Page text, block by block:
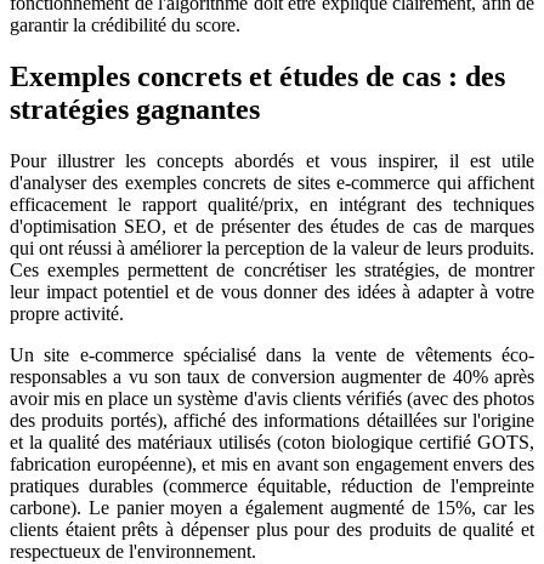
garantir la crédibilité du score.
Exemples concrets et études de cas : des
stratégies gagnantes
Pour illustrer les concepts abordés et vous inspirer, il est utile
d'analyser des exemples concrets de sites e-commerce qui affichent
efficacement le rapport qualité/prix, en intégrant des techniques
d'optimisation SEO, et de présenter des études de cas de marques
qui ont réussi à améliorer la perception de la valeur de leurs produits.
Ces exemples permettent de concrétiser les stratégies, de montrer
leur impact potentiel et de vous donner des idées à adapter à votre
propre activité.
Un site e-commerce spécialisé dans la vente de vêtements éco-
responsables a vu son taux de conversion augmenter de 40% après
avoir mis en place un système d'avis clients vérifiés (avec des photos
des produits portés), affiché des informations détaillées sur l'origine
et la qualité des matériaux utilisés (coton biologique certifié GOTS,
fabrication européenne), et mis en avant son engagement envers des
pratiques durables (commerce équitable, réduction de l'empreinte
carbone). Le panier moyen a également augmenté de 15%, car les
clients étaient prêts à dépenser plus pour des produits de qualité et
respectueux de l'environnement.